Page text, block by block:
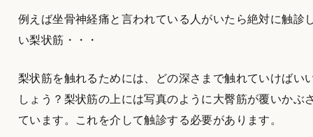
例えば坐骨神経痛と言われている人がいたら絶対に触診
い梨状筋・・・
梨状筋を触れるためには、どの深さまで触れていけばい
しょう？梨状筋の上には写真のように大臀筋が覆いかぶ
ています。これを介して触診する必要があります。